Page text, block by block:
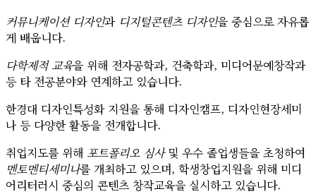
커뮤니케이션 디자인과 디지털콘텐츠 디자인을 중심으로 자유롭
게 배웁니다.
다학제적 교육을 위해 전자공학과, 건축학과, 미디어문예창작과
등 타 전공분야와 연계하고 있습니다.
한경대 디자인특성화 지원을 통해 디자인캠프, 디자인현장세미
나 등 다양한 활동을 전개합니다.
취업지도를 위해 포트폴리오 심사및 우수 졸업생들을 초청하여
멘토멘티세미나를 개최하고 있으며, 학생창업지원을 위해 미디
어리터러시 중심의 콘텐츠 창작교육을 실시하고 있습니다.